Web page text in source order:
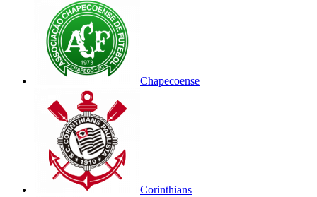
Chapecoense
Corinthians